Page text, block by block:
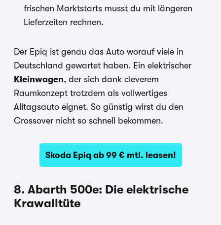
frischen Marktstarts musst du mit längeren
Lieferzeiten rechnen.
Der Epiq ist genau das Auto worauf viele in
Deutschland gewartet haben. Ein elektrischer
Kleinwagen, der sich dank cleverem
Raumkonzept trotzdem als vollwertiges
Alltagsauto eignet. So günstig wirst du den
Crossover nicht so schnell bekommen.
Skoda Epiq ab 99 € mtl. leasen!
8. Abarth 500e: Die elektrische
Krawalltüte